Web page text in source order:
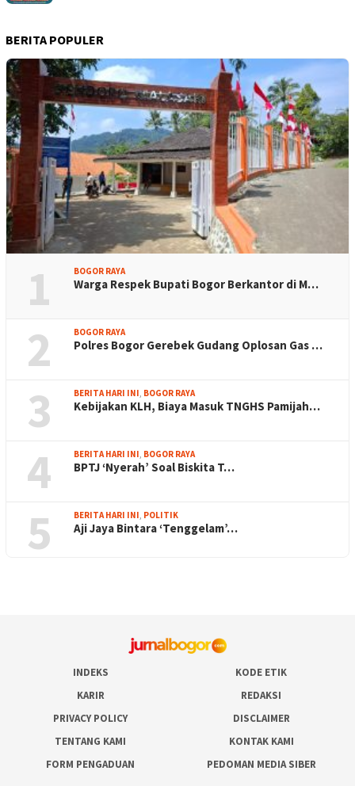
BERITA POPULER
1 BOGOR RAYA
Warga Respek Bupati Bogor Berkantor di M…
2 BOGOR RAYA
Polres Bogor Gerebek Gudang Oplosan Gas …
3 BERITA HARI INI BOGOR RAYA
Kebijakan KLH, Biaya Masuk TNGHS Pamijah…
4 BERITA HARI INI BOGOR RAYA
BPTJ ‘Nyerah’ Soal Biskita T…
5 BERITA HARI INI POLITIK
Aji Jaya Bintara ‘Tenggelam’…
INDEKS
KODE ETIK
KARIR
REDAKSI
PRIVACY POLICY
DISCLAIMER
TENTANG KAMI
KONTAK KAMI
FORM PENGADUAN
PEDOMAN MEDIA SIBER